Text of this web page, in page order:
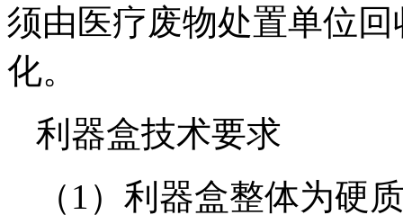
须由医疗废物处置单位
化。
利器盒技术要求
（1）利器盒整体为硬